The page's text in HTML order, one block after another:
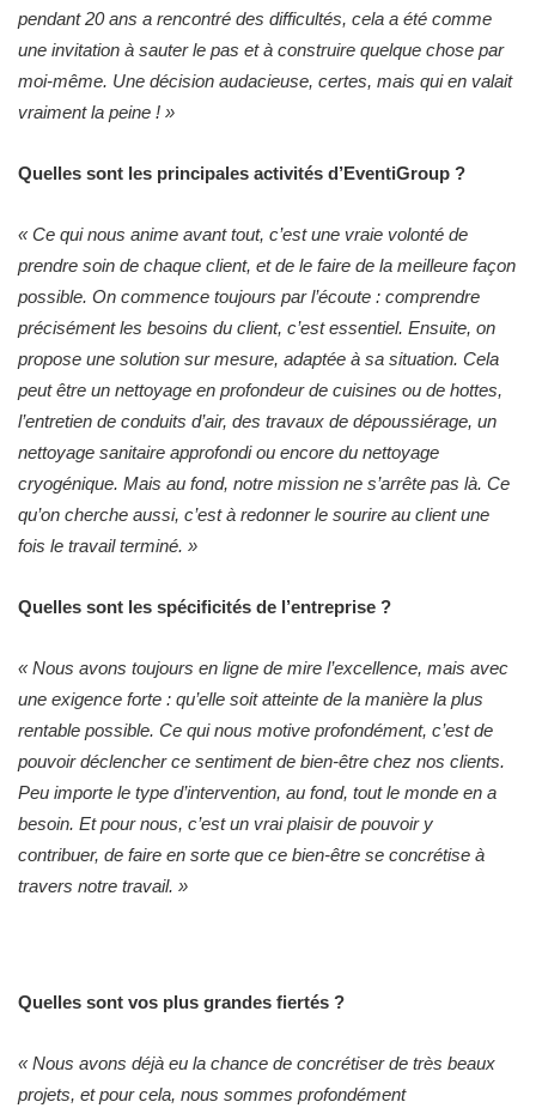
pendant 20 ans a rencontré des difficultés, cela a été comme
une invitation à sauter le pas et à construire quelque chose par
moi-même. Une décision audacieuse, certes, mais qui en valait
vraiment la peine ! »
Quelles sont les principales activités d’EventiGroup ?
« Ce qui nous anime avant tout, c’est une vraie volonté de
prendre soin de chaque client, et de le faire de la meilleure façon
possible. On commence toujours par l’écoute : comprendre
précisément les besoins du client, c’est essentiel. Ensuite, on
propose une solution sur mesure, adaptée à sa situation. Cela
peut être un nettoyage en profondeur de cuisines ou de hottes,
l’entretien de conduits d’air, des travaux de dépoussiérage, un
nettoyage sanitaire approfondi ou encore du nettoyage
cryogénique. Mais au fond, notre mission ne s’arrête pas là. Ce
qu’on cherche aussi, c’est à redonner le sourire au client une
fois le travail terminé. »
Quelles sont les spécificités de l’entreprise ?
« Nous avons toujours en ligne de mire l’excellence, mais avec
une exigence forte : qu’elle soit atteinte de la manière la plus
rentable possible. Ce qui nous motive profondément, c’est de
pouvoir déclencher ce sentiment de bien-être chez nos clients.
Peu importe le type d’intervention, au fond, tout le monde en a
besoin. Et pour nous, c’est un vrai plaisir de pouvoir y
contribuer, de faire en sorte que ce bien-être se concrétise à
travers notre travail. »
Quelles sont vos plus grandes fiertés ?
« Nous avons déjà eu la chance de concrétiser de très beaux
projets, et pour cela, nous sommes profondément